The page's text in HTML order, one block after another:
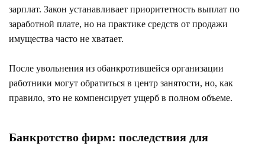
зарплат. Закон устанавливает приоритетность выплат по
заработной плате, но на практике средств от продажи
имущества часто не хватает.
После увольнения из обанкротившейся организации
работники могут обратиться в центр занятости, но, как
правило, это не компенсирует ущерб в полном объеме.
Банкротство фирм: последствия для